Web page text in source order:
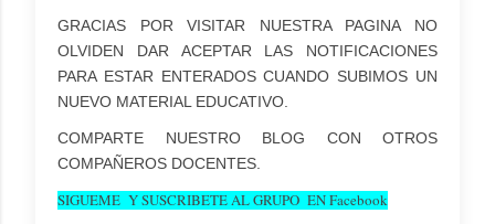
GRACIAS POR VISITAR NUESTRA PAGINA NO
OLVIDEN DAR ACEPTAR LAS NOTIFICACIONES
PARA ESTAR ENTERADOS CUANDO SUBIMOS UN
NUEVO MATERIAL EDUCATIVO.
COMPARTE NUESTRO BLOG CON OTROS
COMPAÑEROS DOCENTES.
SIGUEME Y SUSCRIBETE AL GRUPO EN Facebook